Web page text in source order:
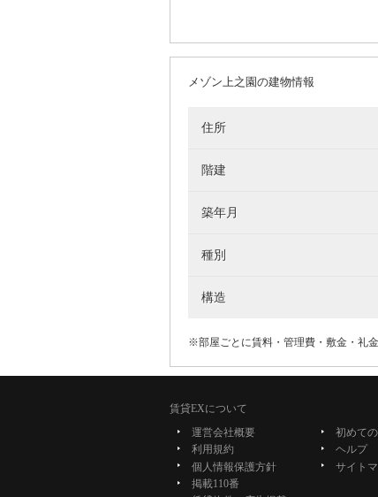
メゾン上之園の建物情報
住所
階建
築年月
種別
構造
※部屋ごとに賃料・管理費・敷金・礼
賃貸EXについて
運営会社概要
利用規約
個人情報保護方針
掲載110番
初めて
ヘルプ
サイト